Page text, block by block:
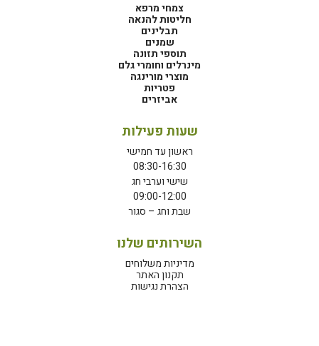
צמחי מרפא
חליטות להנאה
תבלינים
שמנים
תוספי תזונה
מינרלים וחומרי גלם
מוצרי מורינגה
פטריות
אביזרים
שעות פעילות
ראשון עד חמישי
08:30-16:30
שישי וערבי חג
09:00-12:00
שבת וחג – סגור
השירותים שלנו
מדיניות משלוחים
תקנון האתר
הצהרת נגישות